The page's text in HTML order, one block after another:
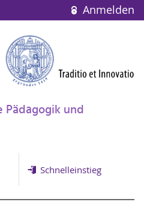
Anmelden
und
Schnelleinstieg